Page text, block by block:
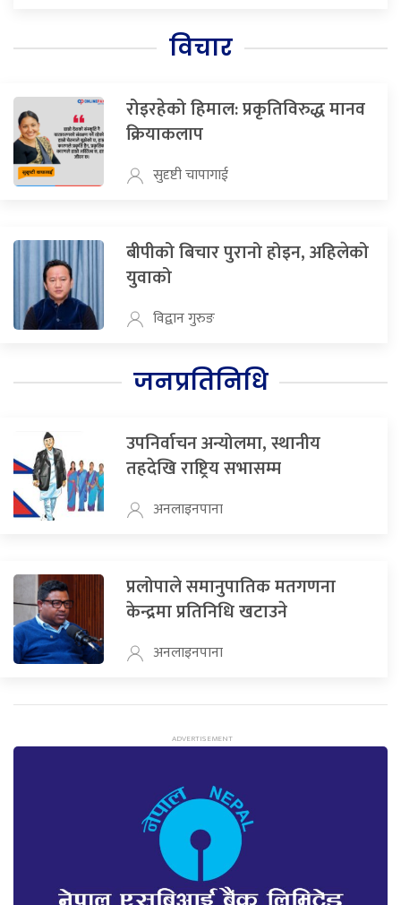
विचार
रोइरहेको हिमाल: प्रकृतिविरुद्ध मानव
क्रियाकलाप
सुदृष्टी चापागाई
बीपीको बिचार पुरानो होइन, अहिलेको
युवाको
विद्वान गुरुङ
जनप्रतिनिधि
उपनिर्वाचन अन्योलमा, स्थानीय
तहदेखि राष्ट्रिय सभासम्म
अनलाइनपाना
प्रलोपाले समानुपातिक मतगणना
केन्द्रमा प्रतिनिधि खटाउने
अनलाइनपाना